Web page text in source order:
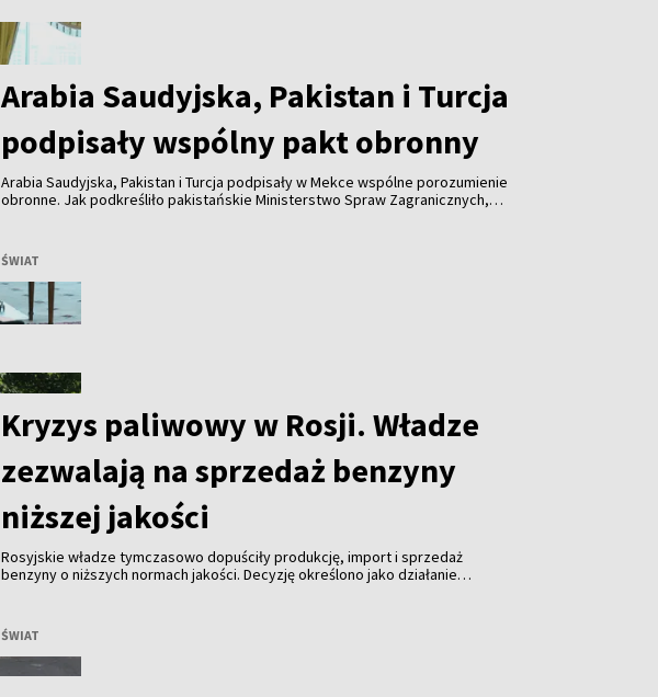
Arabia Saudyjska, Pakistan i Turcja
podpisały wspólny pakt obronny
Arabia Saudyjska, Pakistan i Turcja podpisały w Mekce wspólne porozumienie
obronne. Jak podkreśliło pakistańskie Ministerstwo Spraw Zagranicznych,
ŚWIAT
Kryzys paliwowy w Rosji. Władze
zezwalają na sprzedaż benzyny
niższej jakości
Rosyjskie władze tymczasowo dopuściły produkcję, import i sprzedaż
benzyny o niższych normach jakości. Decyzję określono jako działanie
ŚWIAT